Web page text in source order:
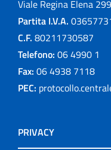
Viale Regina Elena
Partita I.V.A.
C.F. 80211730587
Telefono: 06 4990 1
Fax: 06 4938 7118
PEC:
PRIVACY